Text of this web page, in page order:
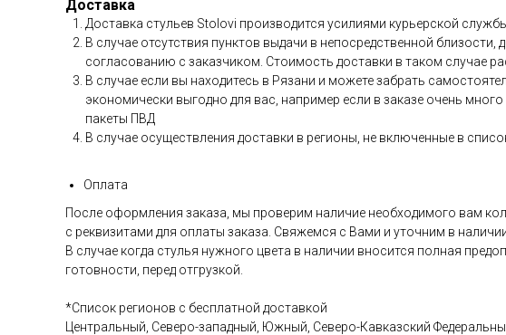
Доставка
Доставка стульев Stolovi производится усилиями курьерской
В случае отсутствия пунктов выдачи в непосредственной
согласованию с заказчиком. Стоимость доставки в таком случае
В случае если вы находитесь в Рязани и можете забрать
экономически выгодно для вас, например если в заказе очень
пакеты ПВД
В случае осуществления доставки в регионы, не включенные в
Оплата
После оформления заказа, мы проверим наличие необходимого вам
с реквизитами для оплаты заказа. Свяжемся с Вами и уточним в
В случае когда стулья нужного цвета в наличии вносится полная
готовности, перед отгрузкой.
*Список регионов с бесплатной доставкой
Центральный, Северо-западный, Южный, Северо-Кавказский